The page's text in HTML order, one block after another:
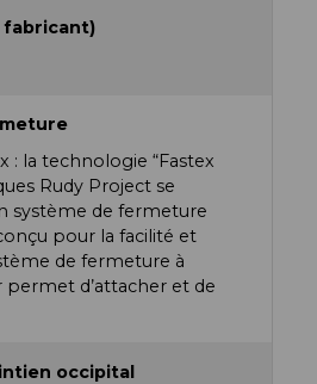
fabricant)
: la technologie “Fastex
Rudy Project se
système de fermeture
pour la facilité et
de fermeture à
d’attacher et de
occipital